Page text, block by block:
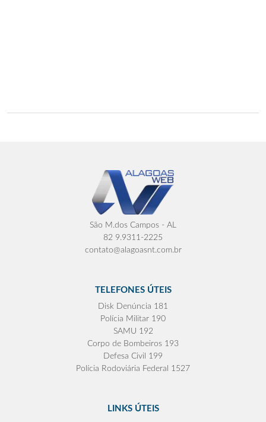
São M.dos Campos - AL
82 9.9311-2225
contato@alagoasnt.com.br
TELEFONES ÚTEIS
Disk Denúncia 181
Polícia Militar 190
SAMU 192
Corpo de Bombeiros 193
Defesa Civil 199
Polícia Rodoviária Federal 1527
LINKS ÚTEIS